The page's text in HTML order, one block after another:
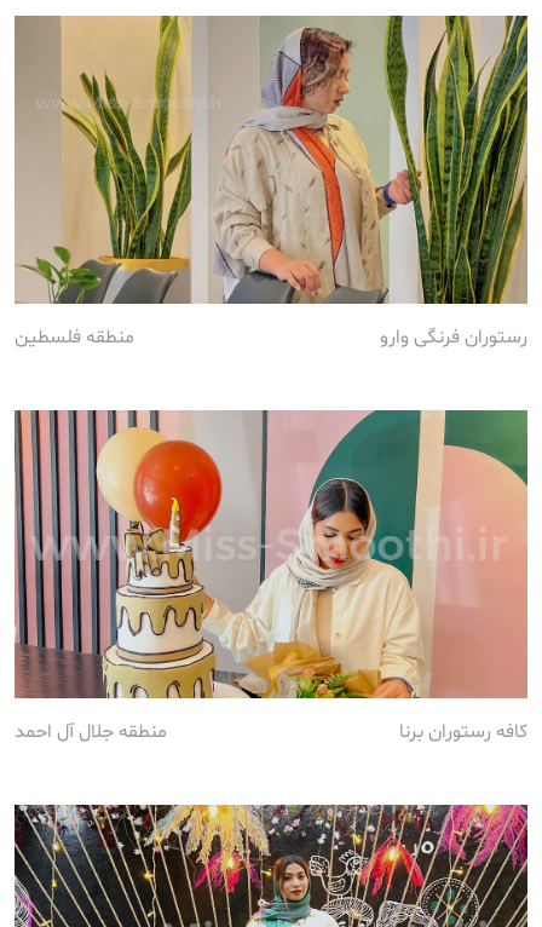
منطقه فلسطین رستوران فرنگی وارو
منطقه جلال آل احمد کافه رستوران برنا